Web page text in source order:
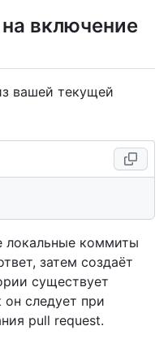
включение
вашей текущей
локальные коммиты
затем создаёт
существует
следует при
pull request.